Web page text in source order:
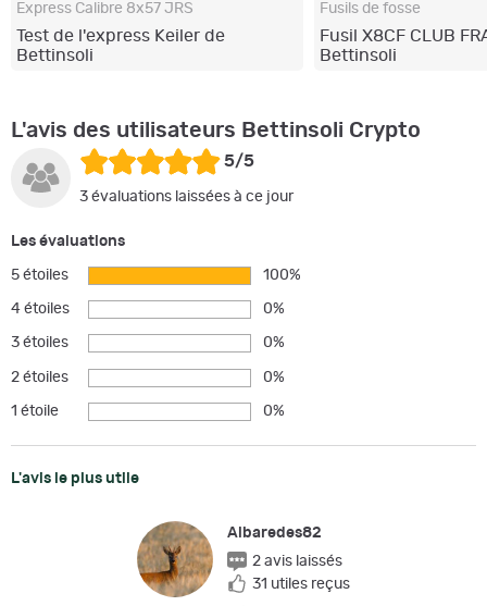
Express Calibre 8x57 JRS
Test de l'express Keiler de
Bettinsoli
Fusils de fosse
Fusil X8CF CLUB
Bettinsoli
L'avis des utilisateurs Bettinsoli Crypto
5/5
3 évaluations laissées à ce jour
Les évaluations
5 étoiles 100%
4 étoiles 0%
3 étoiles 0%
2 étoiles 0%
1 étoile 0%
L'avis le plus utile
Albaredes82
2 avis laissés
31 utiles reçus